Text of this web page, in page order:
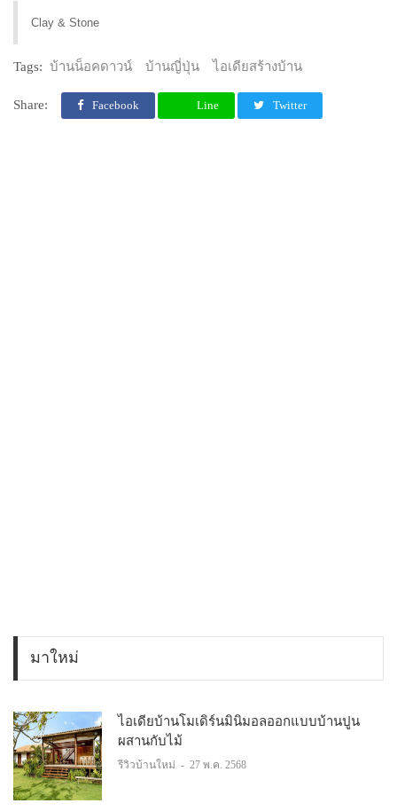
Clay & Stone
Tags: บ้านน็อคดาวน์ บ้านญี่ปุ่น ไอเดียสร้างบ้าน
Share: Facebook Line Twitter
มาใหม่
ไอเดียบ้านโมเดิร์นมินิมอลออกแบบบ้านปูน
ผสานกับไม้
รีวิวบ้านใหม่ - 27 พ.ค. 2568